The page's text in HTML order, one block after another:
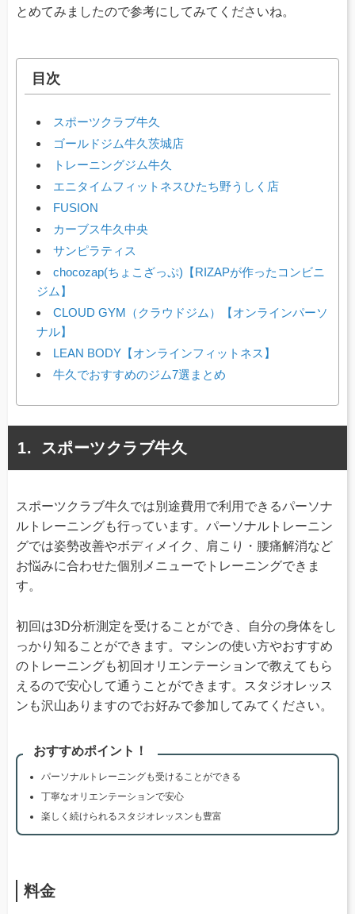
とめてみましたので参考にしてみてくださいね。
目次
スポーツクラブ牛久
ゴールドジム牛久茨城店
トレーニングジム牛久
エニタイムフィットネスひたち野うしく店
FUSION
カーブス牛久中央
サンピラティス
chocozap(ちょこざっぷ)【RIZAPが作ったコンビニ
ジム】
CLOUD GYM（クラウドジム）【オンラインパーソ
ナル】
LEAN BODY【オンラインフィットネス】
牛久でおすすめのジム7選まとめ
スポーツクラブ牛久
スポーツクラブ牛久では別途費用で利用できるパーソナ
ルトレーニングも行っています。パーソナルトレーニン
グでは姿勢改善やボディメイク、肩こり・腰痛解消など
お悩みに合わせた個別メニューでトレーニングできま
す。
初回は3D分析測定を受けることができ、自分の身体をし
っかり知ることができます。マシンの使い方やおすすめ
のトレーニングも初回オリエンテーションで教えてもら
えるので安心して通うことができます。スタジオレッス
ンも沢山ありますのでお好みで参加してみてください。
おすすめポイント！
パーソナルトレーニングも受けることができる
丁寧なオリエンテーションで安心
楽しく続けられるスタジオレッスンも豊富
料金